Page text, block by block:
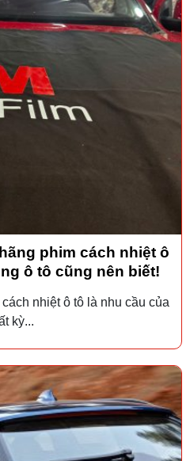
phim cách nhiệt ô
ô tô cũng nên biết!
nhiệt ô tô là nhu cầu của
kỳ...